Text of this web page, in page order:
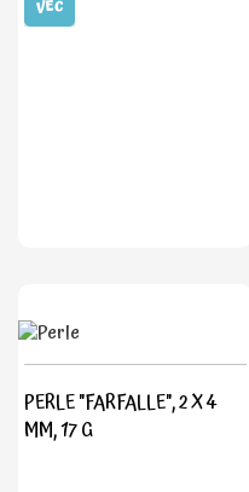
VEČ
PERLE "FARFALLE", 2 X 4
MM, 17 G